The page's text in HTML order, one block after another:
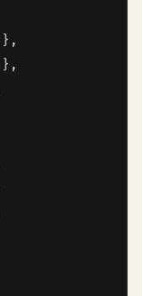
},
},